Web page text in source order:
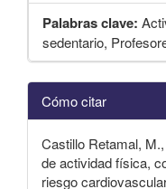
Palabras clave:
sedentario,
Detalles
del
artículo
Cómo citar
Castillo Retamal,
de actividad física,
riesgo